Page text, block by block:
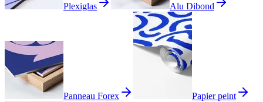
Plexiglas Alu Dibond
Panneau Forex Papier peint